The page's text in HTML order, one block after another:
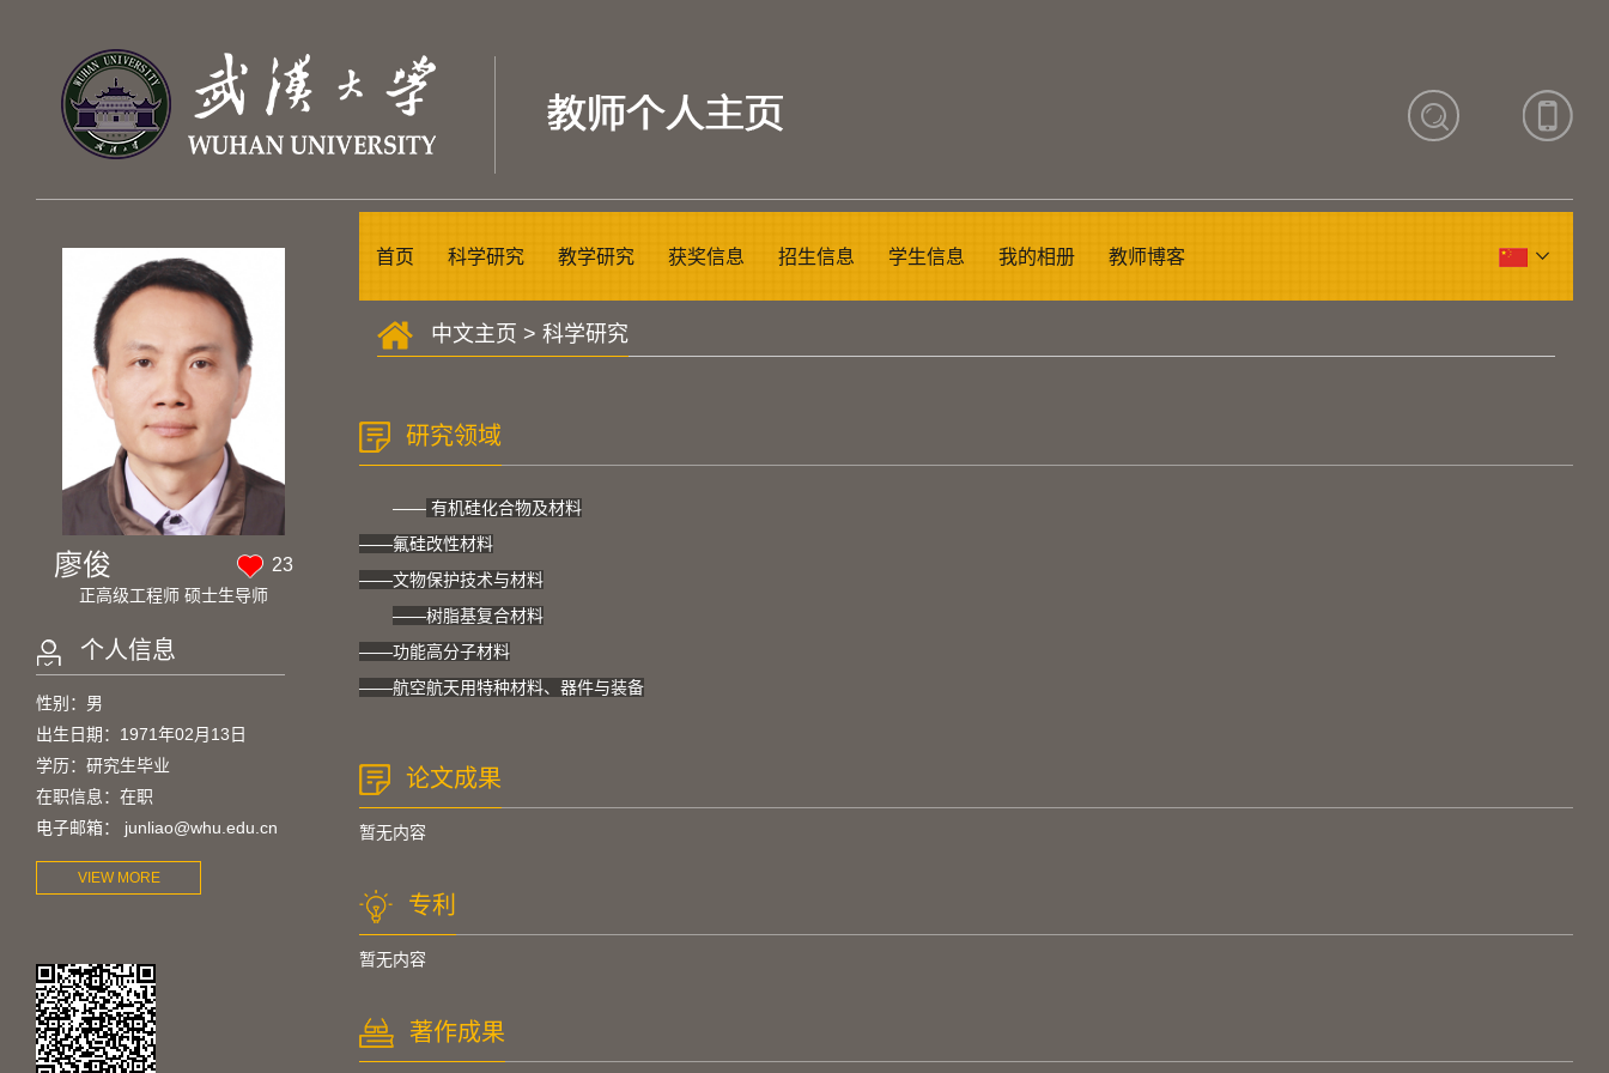
廖俊 23
正高级工程师 硕士生导师
个人信息
性别：男
出生日期：1971年02月13日
学历：研究生毕业
在职信息：在职
电子邮箱：
junliao@whu.edu.cn
VIEW MORE
首页 科学研究 教学研究 获奖信息 招生信息 学生信息 我的相册 教师博客
中文主页 > 科学研究
研究领域
—— 有机硅化合物及材料
——氟硅改性材料
——文物保护技术与材料
——树脂基复合材料
——功能高分子材料
——航空航天用特种材料、器件与装备
论文成果
暂无内容
专利
暂无内容
著作成果